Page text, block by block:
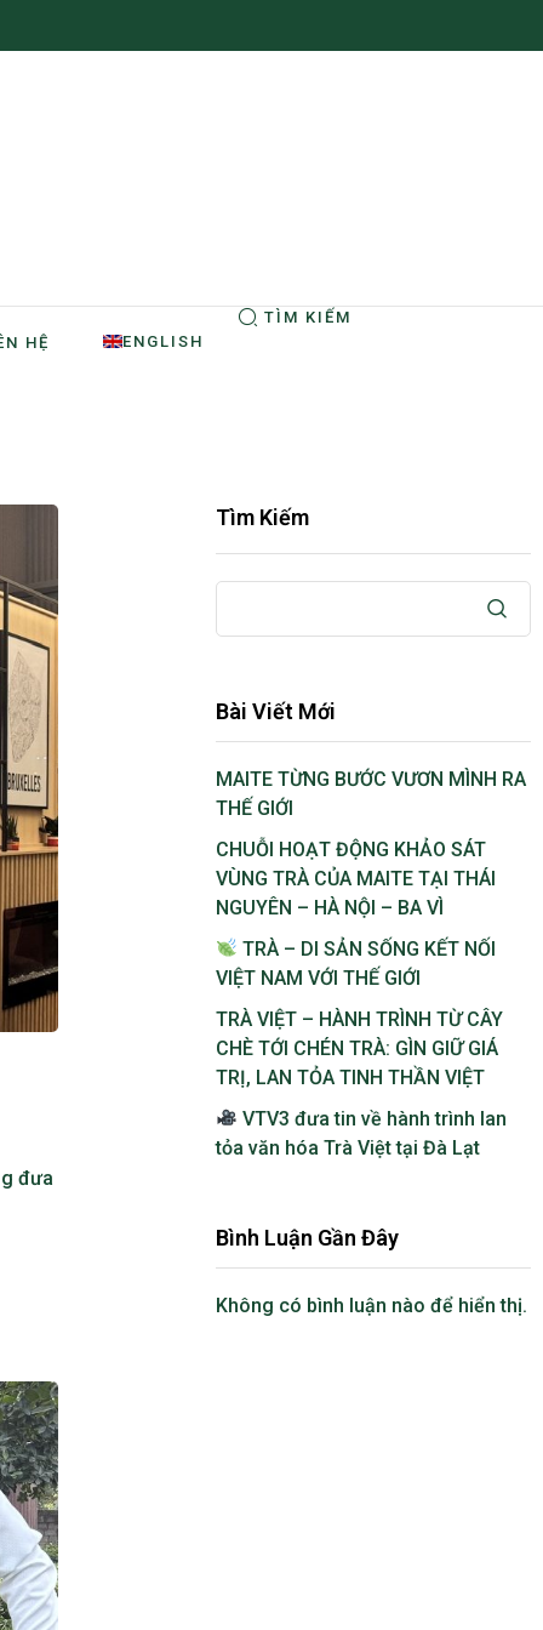
HỆ ENGLISH
TÌM KIẾM
đưa
Tìm Kiếm
Bài Viết Mới
MAITE TỪNG BƯỚC VƯƠN MÌNH RA
THẾ GIỚI
CHUỖI HOẠT ĐỘNG KHẢO SÁT
VÙNG TRÀ CỦA MAITE TẠI THÁI
NGUYÊN – HÀ NỘI – BA VÌ
TRÀ – DI SẢN SỐNG KẾT NỐI
VIỆT NAM VỚI THẾ GIỚI
TRÀ VIỆT – HÀNH TRÌNH TỪ CÂY
CHÈ TỚI CHÉN TRÀ: GÌN GIỮ GIÁ
TRỊ, LAN TỎA TINH THẦN VIỆT
VTV3 đưa tin về hành trình lan
tỏa văn hóa Trà Việt tại Đà Lạt
Bình Luận Gần Đây
Không có bình luận nào để hiển thị.